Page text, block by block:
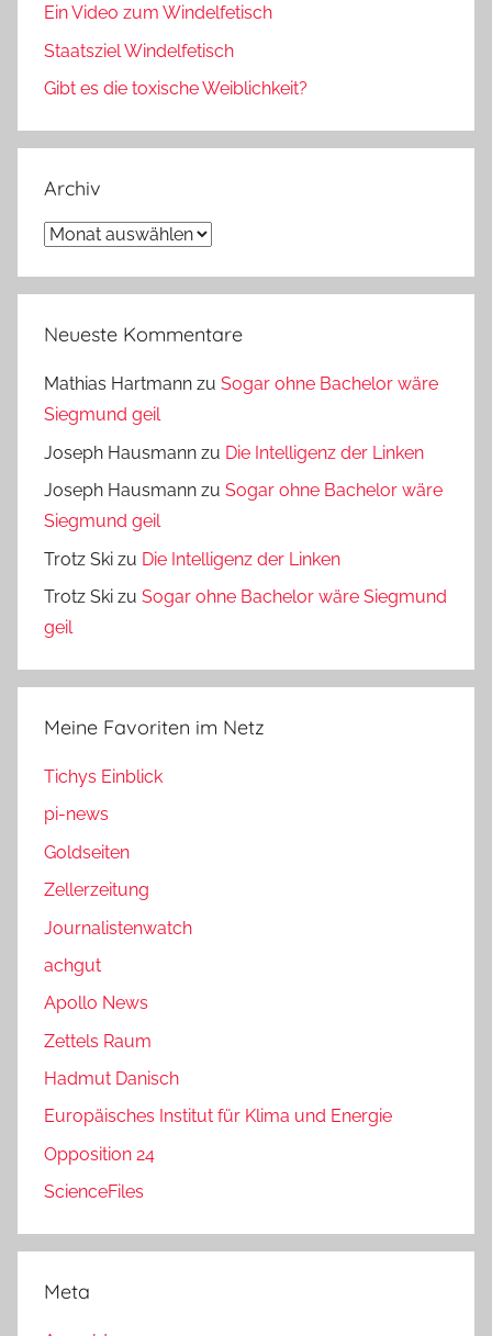
Ein Video zum Windelfetisch
Staatsziel Windelfetisch
Gibt es die toxische Weiblichkeit?
Archiv
Archiv
Neueste Kommentare
Mathias Hartmann zu Sogar ohne Bachelor wäre
Siegmund geil
Joseph Hausmann zu Die Intelligenz der Linken
Joseph Hausmann zu Sogar ohne Bachelor wäre
Siegmund geil
Trotz Ski zu Die Intelligenz der Linken
Trotz Ski zu Sogar ohne Bachelor wäre Siegmund
geil
Meine Favoriten im Netz
Tichys Einblick
pi-news
Goldseiten
Zellerzeitung
Journalistenwatch
achgut
Apollo News
Zettels Raum
Hadmut Danisch
Europäisches Institut für Klima und Energie
Opposition 24
ScienceFiles
Meta